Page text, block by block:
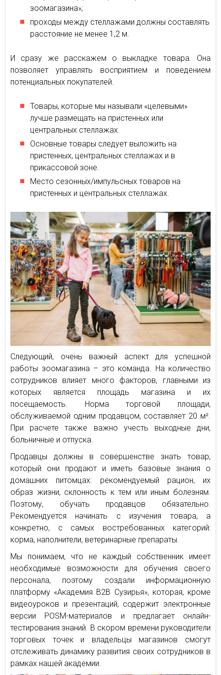
зоомагазина»;
проходы между стеллажами должны составлять
расстояние не менее 1,2 м.
И сразу же расскажем о выкладке товара. Она
позволяет управлять восприятием и поведением
потенциальных покупателей.
Товары, которые мы называли «целевыми»
лучше размещать на пристенных или
центральных стеллажах.
Основные товары следует выложить на
пристенных, центральных стеллажах и в
прикассовой зоне.
Место сезонных/импульсных товаров на
пристенных и центральных стеллажах.
Следующий, очень важный аспект для успешной
работы зоомагазина – это команда. На количество
сотрудников влияет много факторов, главными из
которых является площадь магазина и их
посещаемость. Норма торговой площади,
обслуживаемой одним продавцом, составляет 20 м².
При расчете также важно учесть выходные дни,
больничные и отпуска.
Продавцы должны в совершенстве знать товар,
который они продают и иметь базовые знания о
домашних питомцах: рекомендуемый рацион, их
образ жизни, склонность к тем или иным болезням.
Поэтому, обучать продавцов обязательно.
Рекомендуется начинать с изучения товара, а
конкретно, с самых востребованных категорий:
корма, наполнители, ветеринарные препараты.
Мы понимаем, что не каждый собственник имеет
необходимые возможности для обучения своего
персонала, поэтому создали информационную
платформу «Академия B2B Сузирья», которая, кроме
видеоуроков и презентаций, содержит электронные
версии POSM-материалов и предлагает онлайн-
тестирования знаний. В скором времени руководители
торговых точек и владельцы магазинов смогут
отслеживать динамику развития своих сотрудников в
рамках нашей академии.